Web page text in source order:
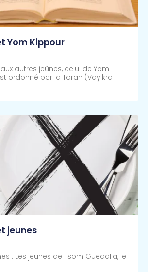
Yom Kippour
autres jeûnes, celui de Yom
ordonné par la Torah (Vayikra
jeunes
: Les jeunes de Tsom Guedalia, le